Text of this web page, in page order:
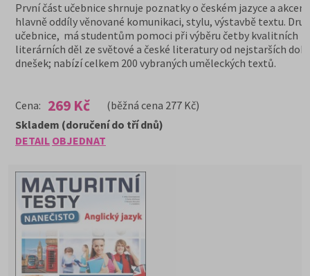
První část učebnice shrnuje poznatky o českém jazyce a
hlavně oddíly věnované komunikaci, stylu, výstavbě textu.
učebnice, má studentům pomoci při výběru četby kvalitních
literárních děl ze světové a české literatury od nejstarších dob
dnešek; nabízí celkem 200 vybraných uměleckých textů.
Cena: 269 Kč (běžná cena 277 Kč)
DETAIL OBJEDNAT
Skladem (doručení do tří dnů)